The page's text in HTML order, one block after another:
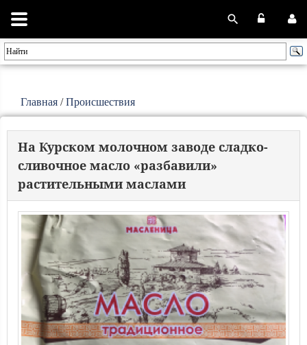
Главная /Происшествия
На Курском молочном заводе сладко-
сливочное масло «разбавили»
растительными маслами